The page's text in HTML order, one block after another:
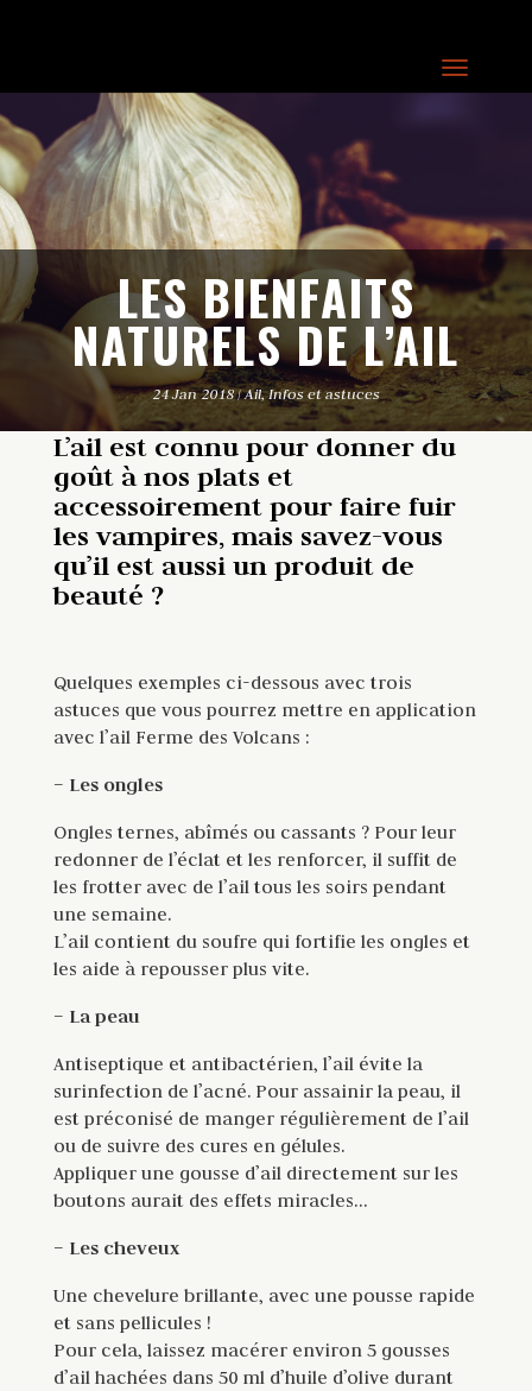
LES BIENFAITS
NATURELS DE L’AIL
24 Jan 2018 Ail,Infos et astuces
L’ail est connu pour donner du
goût à nos plats et
accessoirement pour faire fuir
les vampires, mais savez-vous
qu’il est aussi un produit de
beauté ?
Quelques exemples ci-dessous avec trois
astuces que vous pourrez mettre en application
avec l’ail Ferme des Volcans :
– Les ongles
Ongles ternes, abîmés ou cassants ? Pour leur
redonner de l’éclat et les renforcer, il suffit de
les frotter avec de l’ail tous les soirs pendant
une semaine.
L’ail contient du soufre qui fortifie les ongles et
les aide à repousser plus vite.
– La peau
Antiseptique et antibactérien, l’ail évite la
surinfection de l’acné. Pour assainir la peau, il
est préconisé de manger régulièrement de l’ail
ou de suivre des cures en gélules.
Appliquer une gousse d’ail directement sur les
boutons aurait des effets miracles…
– Les cheveux
Une chevelure brillante, avec une pousse rapide
et sans pellicules !
Pour cela, laissez macérer environ 5 gousses
d’ail hachées dans 50 ml d’huile d’olive durant